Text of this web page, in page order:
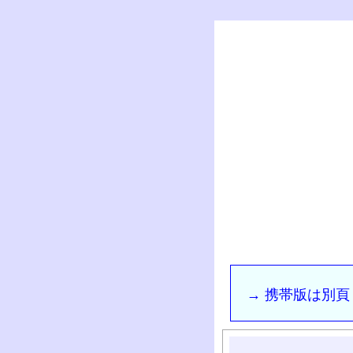
→ 携帯版は別頁